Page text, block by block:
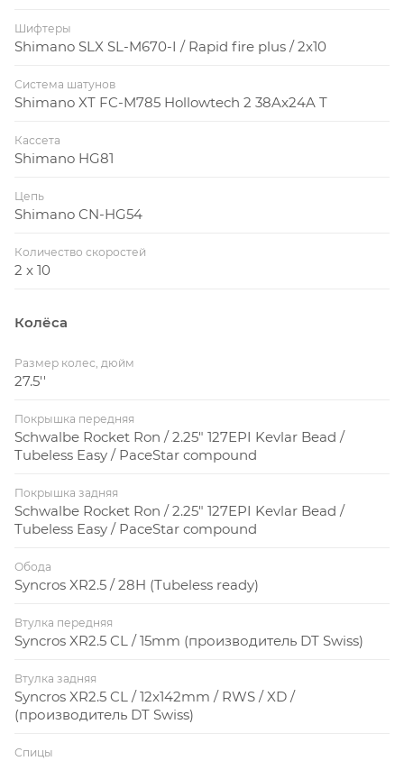
Супер лёгкий карбоновый передний треугольник
рамы в комбинации с алюминиевым маятником,
амортизатор FOX Nude custom, технология
контроля работы вилки и амортизатора в трех
оптимизированная трансмиссия 2 × 10, передняя и
задняя ось thru axle, компоненты Syncros, доступен
на колёсах 27,5 и 29.
Шифтеры
Shimano SLX SL-M670-I / Rapid fire plus / 2х10
Система шатунов
Shimano XT FC-M785 Hollowtech 2 38Ax24A T
Кассета
Shimano HG81
Цепь
Shimano CN-HG54
Количество скоростей
2 x 10
Колёса
Размер колес, дюйм
27.5''
Покрышка передняя
Schwalbe Rocket Ron / 2.25" 127EPI Kevlar Bead /
Tubeless Easy / PaceStar compound
Покрышка задняя
Schwalbe Rocket Ron / 2.25" 127EPI Kevlar Bead /
Tubeless Easy / PaceStar compound
Обода
Syncros XR2.5 / 28H (Tubeless ready)
Втулка передняя
Syncros XR2.5 CL / 15mm (производитель DT Swiss)
Втулка задняя
Syncros XR2.5 CL / 12x142mm / RWS / XD /
(производитель DT Swiss)
Спицы